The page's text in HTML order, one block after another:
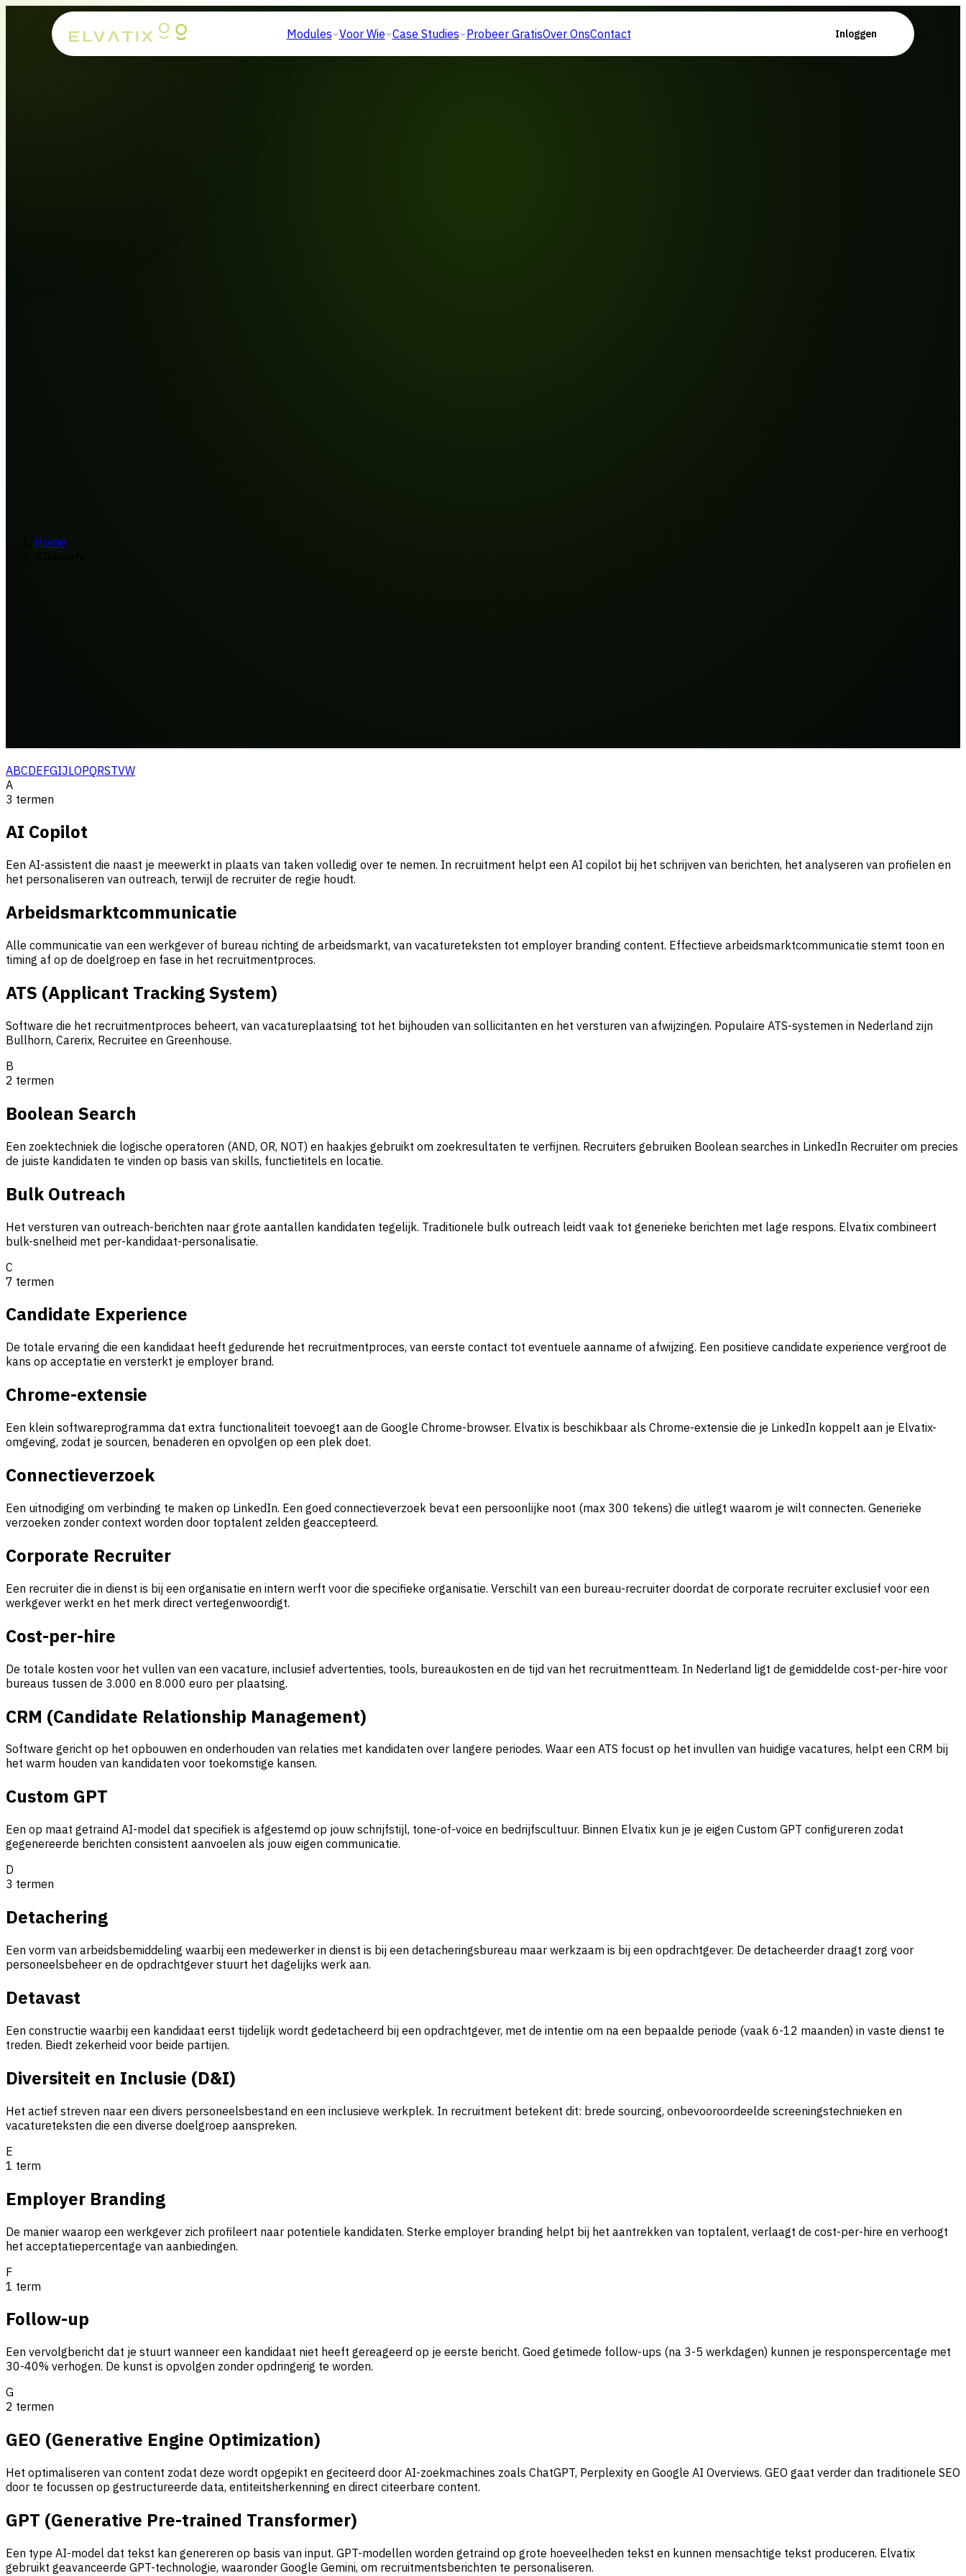
Modules Voor Wie Case Studies Probeer GratisOver OnsContact Inloggen
Home
ABCDEFGIJLOPQRSTVW
A
3 termen
AI Copilot
Een AI-assistent die naast je meewerkt in plaats van taken volledig over te nemen. In recruitment helpt een AI copilot bij het schrijven van berichten, het analyseren van profielen en
het personaliseren van outreach, terwijl de recruiter de regie houdt.
Arbeidsmarktcommunicatie
Alle communicatie van een werkgever of bureau richting de arbeidsmarkt, van vacatureteksten tot employer branding content. Effectieve arbeidsmarktcommunicatie stemt toon en
timing af op de doelgroep en fase in het recruitmentproces.
ATS (Applicant Tracking System)
Software die het recruitmentproces beheert, van vacatureplaatsing tot het bijhouden van sollicitanten en het versturen van afwijzingen. Populaire ATS-systemen in Nederland zijn
Bullhorn, Carerix, Recruitee en Greenhouse.
B
2 termen
Boolean Search
Een zoektechniek die logische operatoren (AND, OR, NOT) en haakjes gebruikt om zoekresultaten te verfijnen. Recruiters gebruiken Boolean searches in LinkedIn Recruiter om precies
de juiste kandidaten te vinden op basis van skills, functietitels en locatie.
Bulk Outreach
Het versturen van outreach-berichten naar grote aantallen kandidaten tegelijk. Traditionele bulk outreach leidt vaak tot generieke berichten met lage respons. Elvatix combineert
bulk-snelheid met per-kandidaat-personalisatie.
C
7 termen
Candidate Experience
De totale ervaring die een kandidaat heeft gedurende het recruitmentproces, van eerste contact tot eventuele aanname of afwijzing. Een positieve candidate experience vergroot de
kans op acceptatie en versterkt je employer brand.
Chrome-extensie
Een klein softwareprogramma dat extra functionaliteit toevoegt aan de Google Chrome-browser. Elvatix is beschikbaar als Chrome-extensie die je LinkedIn koppelt aan je Elvatix-
omgeving, zodat je sourcen, benaderen en opvolgen op een plek doet.
Connectieverzoek
Een uitnodiging om verbinding te maken op LinkedIn. Een goed connectieverzoek bevat een persoonlijke noot (max 300 tekens) die uitlegt waarom je wilt connecten. Generieke
verzoeken zonder context worden door toptalent zelden geaccepteerd.
Corporate Recruiter
Een recruiter die in dienst is bij een organisatie en intern werft voor die specifieke organisatie. Verschilt van een bureau-recruiter doordat de corporate recruiter exclusief voor een
werkgever werkt en het merk direct vertegenwoordigt.
Cost-per-hire
De totale kosten voor het vullen van een vacature, inclusief advertenties, tools, bureaukosten en de tijd van het recruitmentteam. In Nederland ligt de gemiddelde cost-per-hire voor
bureaus tussen de 3.000 en 8.000 euro per plaatsing.
CRM (Candidate Relationship Management)
Software gericht op het opbouwen en onderhouden van relaties met kandidaten over langere periodes. Waar een ATS focust op het invullen van huidige vacatures, helpt een CRM bij
het warm houden van kandidaten voor toekomstige kansen.
Custom GPT
Een op maat getraind AI-model dat specifiek is afgestemd op jouw schrijfstijl, tone-of-voice en bedrijfscultuur. Binnen Elvatix kun je je eigen Custom GPT configureren zodat
gegenereerde berichten consistent aanvoelen als jouw eigen communicatie.
D
3 termen
Detachering
Een vorm van arbeidsbemiddeling waarbij een medewerker in dienst is bij een detacheringsbureau maar werkzaam is bij een opdrachtgever. De detacheerder draagt zorg voor
personeelsbeheer en de opdrachtgever stuurt het dagelijks werk aan.
Detavast
Een constructie waarbij een kandidaat eerst tijdelijk wordt gedetacheerd bij een opdrachtgever, met de intentie om na een bepaalde periode (vaak 6-12 maanden) in vaste dienst te
treden. Biedt zekerheid voor beide partijen.
Diversiteit en Inclusie (D&I)
Het actief streven naar een divers personeelsbestand en een inclusieve werkplek. In recruitment betekent dit: brede sourcing, onbevooroordeelde screeningstechnieken en
vacatureteksten die een diverse doelgroep aanspreken.
E
1 term
Employer Branding
De manier waarop een werkgever zich profileert naar potentiele kandidaten. Sterke employer branding helpt bij het aantrekken van toptalent, verlaagt de cost-per-hire en verhoogt
het acceptatiepercentage van aanbiedingen.
F
1 term
Follow-up
Een vervolgbericht dat je stuurt wanneer een kandidaat niet heeft gereageerd op je eerste bericht. Goed getimede follow-ups (na 3-5 werkdagen) kunnen je responspercentage met
30-40% verhogen. De kunst is opvolgen zonder opdringerig te worden.
G
2 termen
GEO (Generative Engine Optimization)
Het optimaliseren van content zodat deze wordt opgepikt en geciteerd door AI-zoekmachines zoals ChatGPT, Perplexity en Google AI Overviews. GEO gaat verder dan traditionele SEO
door te focussen op gestructureerde data, entiteitsherkenning en direct citeerbare content.
GPT (Generative Pre-trained Transformer)
Een type AI-model dat tekst kan genereren op basis van input. GPT-modellen worden getraind op grote hoeveelheden tekst en kunnen mensachtige tekst produceren. Elvatix
gebruikt geavanceerde GPT-technologie, waaronder Google Gemini, om recruitmentsberichten te personaliseren.